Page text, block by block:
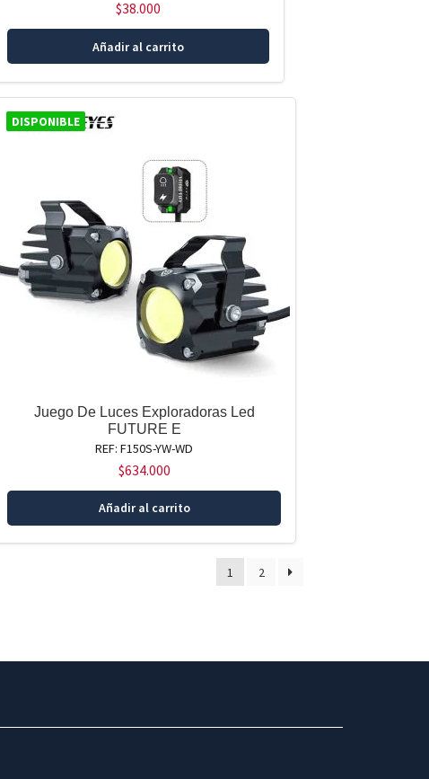
$38.000
Añadir al carrito
DISPONIBLE
Juego De Luces Exploradoras Led
FUTURE E
REF: F150S-YW-WD
$634.000
Añadir al carrito
1 2